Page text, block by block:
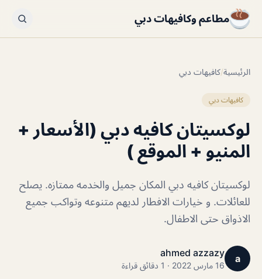
مطاعم وكافيهات دبي
الرئيسية/كافيهات دبي
كافيهات دبي
لوكسيتان كافيه دبي (الأسعار +
المنيو + الموقع )
لوكسيتان كافيه دبي المكان جميل والخدمه ممتازه. يصلح
للعائلات. و خيارات الافطار لديهم متنوعه وتواكب جميع
الاذواق حتى الاطفال.
a
ahmed azzazy
16 مارس 2022 · 1 دقائق قراءة